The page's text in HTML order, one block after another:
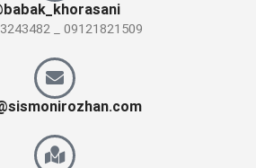
babak_khorasani@
09121821509 _ 028-33243482